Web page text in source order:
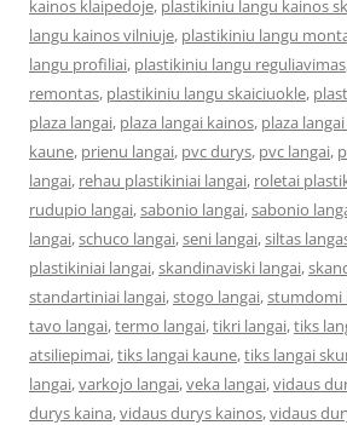
kainos klaipedoje, plastikiniu langu kainos
langu kainos vilniuje, plastikiniu langu
langu profiliai, plastikiniu langu reguliavimas
remontas, plastikiniu langu skaiciuokle,
plaza langai, plaza langai kainos, plaza
kaune, prienu langai, pvc durys, pvc langai,
langai, rehau plastikiniai langai, roletai
rudupio langai,sabonio langai,sabonio
langai,schuco langai,seni langai,siltas
plastikiniai langai,skandinaviski langai,
standartiniai langai,stogo langai,stumdomi
tavo langai,termo langai,tikri langai,tiks
atsiliepimai,tiks langai kaune,tiks langai
langai,varkojo langai,veka langai,vidaus
durys kaina,vidaus durys kainos,vidaus